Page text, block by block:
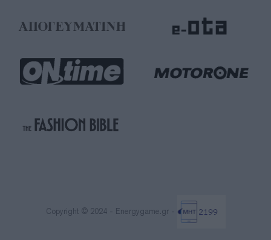
Copyright © 2024 - Energygame.gr -